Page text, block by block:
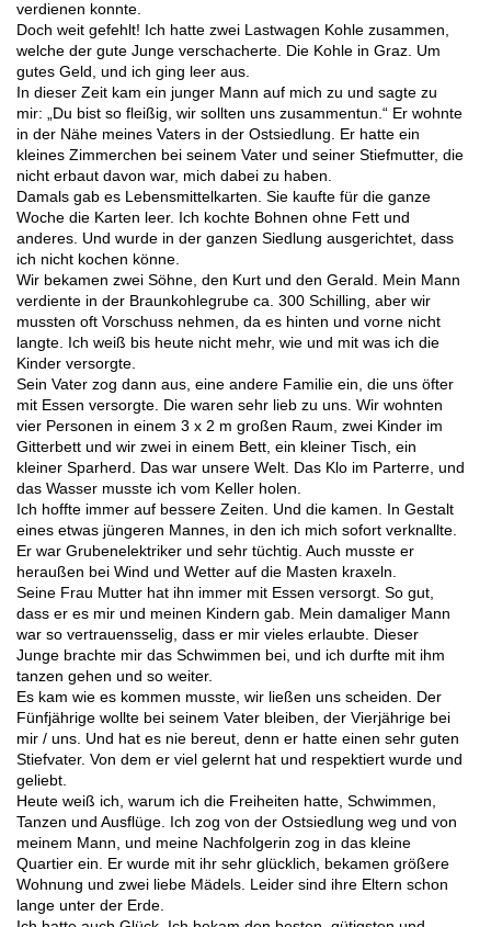
verdienen konnte.
Doch weit gefehlt! Ich hatte zwei Lastwagen Kohle zusammen,
welche der gute Junge verschacherte. Die Kohle in Graz. Um
gutes Geld, und ich ging leer aus.
In dieser Zeit kam ein junger Mann auf mich zu und sagte zu
mir: „Du bist so fleißig, wir sollten uns zusammentun.“ Er wohnte
in der Nähe meines Vaters in der Ostsiedlung. Er hatte ein
kleines Zimmerchen bei seinem Vater und seiner Stiefmutter, die
nicht erbaut davon war, mich dabei zu haben.
Damals gab es Lebensmittelkarten. Sie kaufte für die ganze
Woche die Karten leer. Ich kochte Bohnen ohne Fett und
anderes. Und wurde in der ganzen Siedlung ausgerichtet, dass
ich nicht kochen könne.
Wir bekamen zwei Söhne, den Kurt und den Gerald. Mein Mann
verdiente in der Braunkohlegrube ca. 300 Schilling, aber wir
mussten oft Vorschuss nehmen, da es hinten und vorne nicht
langte. Ich weiß bis heute nicht mehr, wie und mit was ich die
Kinder versorgte.
Sein Vater zog dann aus, eine andere Familie ein, die uns öfter
mit Essen versorgte. Die waren sehr lieb zu uns. Wir wohnten
vier Personen in einem 3 x 2 m großen Raum, zwei Kinder im
Gitterbett und wir zwei in einem Bett, ein kleiner Tisch, ein
kleiner Sparherd. Das war unsere Welt. Das Klo im Parterre, und
das Wasser musste ich vom Keller holen.
Ich hoffte immer auf bessere Zeiten. Und die kamen. In Gestalt
eines etwas jüngeren Mannes, in den ich mich sofort verknallte.
Er war Grubenelektriker und sehr tüchtig. Auch musste er
heraußen bei Wind und Wetter auf die Masten kraxeln.
Seine Frau Mutter hat ihn immer mit Essen versorgt. So gut,
dass er es mir und meinen Kindern gab. Mein damaliger Mann
war so vertrauensselig, dass er mir vieles erlaubte. Dieser
Junge brachte mir das Schwimmen bei, und ich durfte mit ihm
tanzen gehen und so weiter.
Es kam wie es kommen musste, wir ließen uns scheiden. Der
Fünfjährige wollte bei seinem Vater bleiben, der Vierjährige bei
mir / uns. Und hat es nie bereut, denn er hatte einen sehr guten
Stiefvater. Von dem er viel gelernt hat und respektiert wurde und
geliebt.
Heute weiß ich, warum ich die Freiheiten hatte, Schwimmen,
Tanzen und Ausflüge. Ich zog von der Ostsiedlung weg und von
meinem Mann, und meine Nachfolgerin zog in das kleine
Quartier ein. Er wurde mit ihr sehr glücklich, bekamen größere
Wohnung und zwei liebe Mädels. Leider sind ihre Eltern schon
lange unter der Erde.